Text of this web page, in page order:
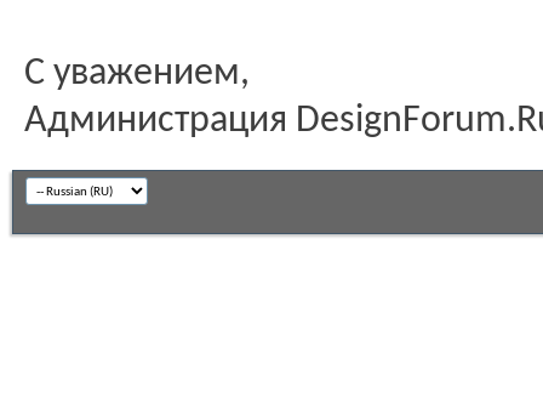
С уважением,
Администрация